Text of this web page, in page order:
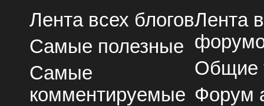
Лента всех блогов
Самые полезные
Самые
комментируемые
Лента
Общие
Форум